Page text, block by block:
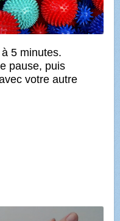
5 minutes.
pause, puis
votre autre